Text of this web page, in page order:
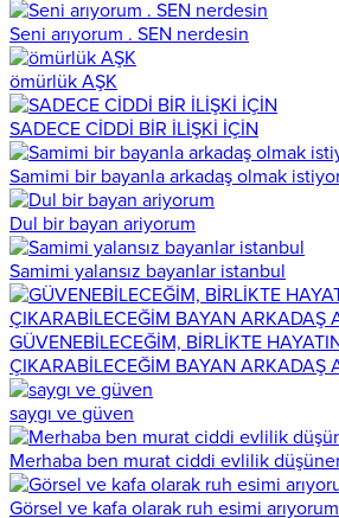
Seni arıyorum . SEN nerdesin
ömürlük AŞK
SADECE CİDDİ BİR İLİŞKİ İÇİN
Samimi bir bayanla arkadaş olmak
Dul bir bayan ariyorum
Samimi yalansız bayanlar istanbul
GÜVENEBİLECEĞİM, BİRLİKTE
ÇIKARABİLECEĞİM BAYAN ARKADAŞ
saygı ve güven
Merhaba ben murat ciddi evlilik
Görsel ve kafa olarak ruh esimi arıyorum